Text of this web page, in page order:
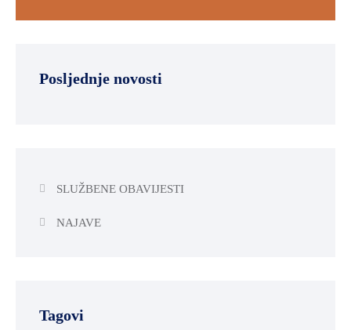
Posljednje novosti
SLUŽBENE OBAVIJESTI
NAJAVE
Tagovi